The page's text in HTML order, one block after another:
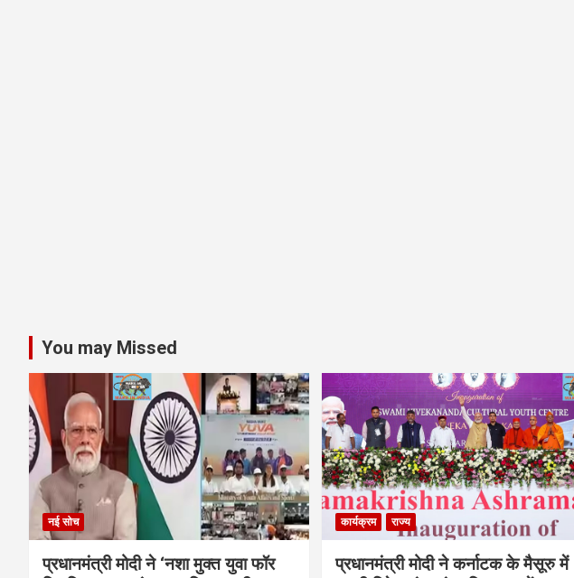
You may Missed
नई सोच
प्रधानमंत्री मोदी ने ‘नशा मुक्त युवा फॉर
कार्यक्रम राज्य
प्रधानमंत्री मोदी ने कर्नाटक के मैसूरु में